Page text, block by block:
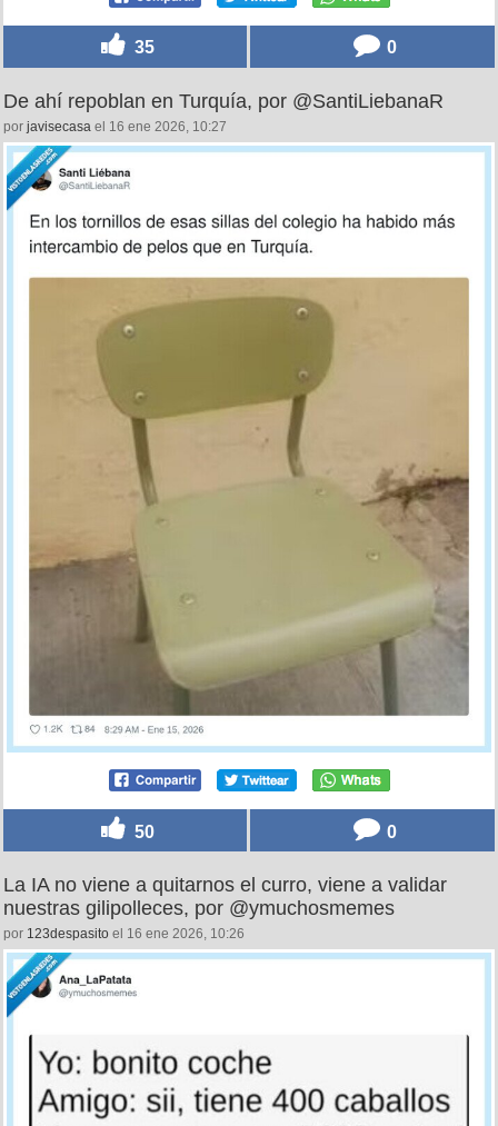
35 0
De ahí repoblan en Turquía, por @SantiLiebanaR
por javisecasa el 16 ene 2026, 10:27
50 0
La IA no viene a quitarnos el curro, viene a validar
nuestras gilipolleces, por @ymuchosmemes
por 123despasito el 16 ene 2026, 10:26